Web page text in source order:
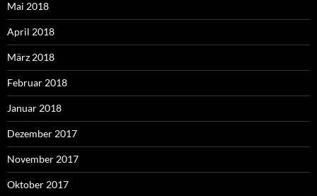
Mai 2018
April 2018
März 2018
Februar 2018
Januar 2018
Dezember 2017
November 2017
Oktober 2017